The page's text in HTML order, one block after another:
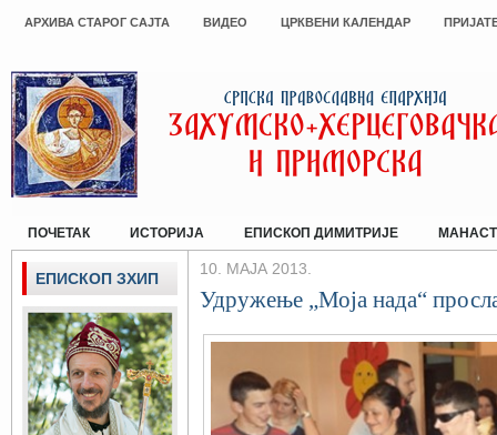
АРХИВА СТАРОГ САЈТА ВИДЕО ЦРКВЕНИ КАЛЕНДАР
ПОЧЕТАК ИСТОРИЈА ЕПИСКОП ДИМИТРИЈЕ
10. МАЈА 2013.
Удружење „Моја нада“
ЕПИСКОП ЗХИП